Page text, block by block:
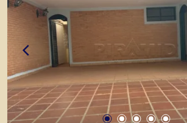
Ribeirão Preto.